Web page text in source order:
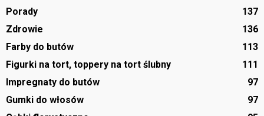
Porady
137
Zdrowie
136
Farby do butów
113
Figurki na tort, toppery na tort ślubny
111
Impregnaty do butów
97
Gumki do włosów
97